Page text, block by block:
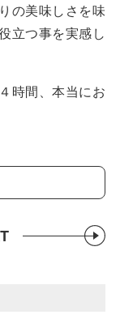
の美味しさを味
立つ事を実感し
時間、本当にお